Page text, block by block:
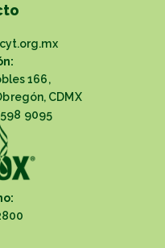
166,
CDMX
9095